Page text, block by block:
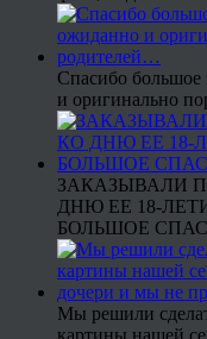
Спасибо большое
и оригинально
ЗАКАЗЫВАЛИ
ДНЮ ЕЕ 18-
БОЛЬШОЕ
Мы решили
картины нашей